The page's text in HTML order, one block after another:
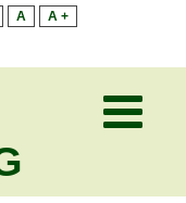
A A +